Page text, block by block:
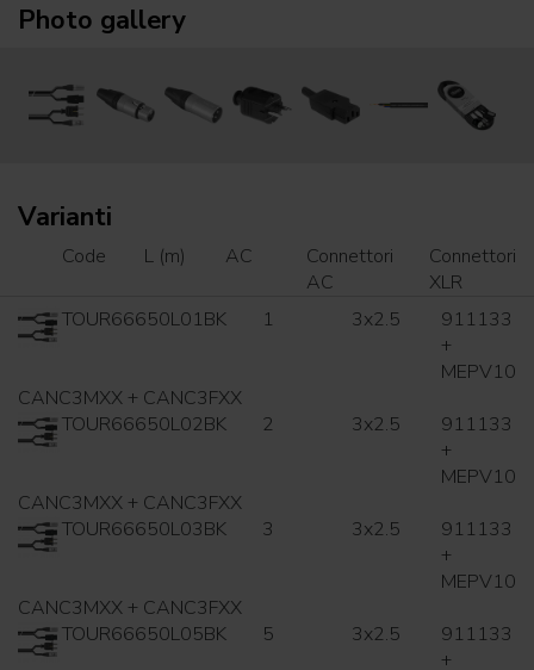
Photo gallery
Varianti
Code L (m) AC
Connettori
AC
Connettori
XLR
TOUR66650L01BK
1 3x2.5
911133
+
MEPV10
CANC3MXX + CANC3FXX
TOUR66650L02BK
2 3x2.5
911133
+
MEPV10
CANC3MXX + CANC3FXX
TOUR66650L03BK
3 3x2.5
911133
+
MEPV10
CANC3MXX + CANC3FXX
TOUR66650L05BK
5 3x2.5
911133
+